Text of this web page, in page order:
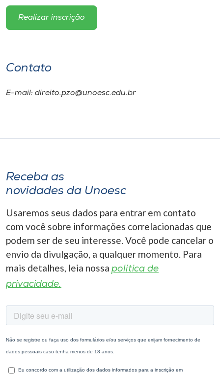
Realizar inscrição
Contato
E-mail: direito.pzo@unoesc.edu.br
Receba as
novidades da Unoesc
Usaremos seus dados para entrar em contato
com você sobre informações correlacionadas que
podem ser de seu interesse. Você pode cancelar o
envio da divulgação, a qualquer momento. Para
mais detalhes, leia nossa política de
privacidade.